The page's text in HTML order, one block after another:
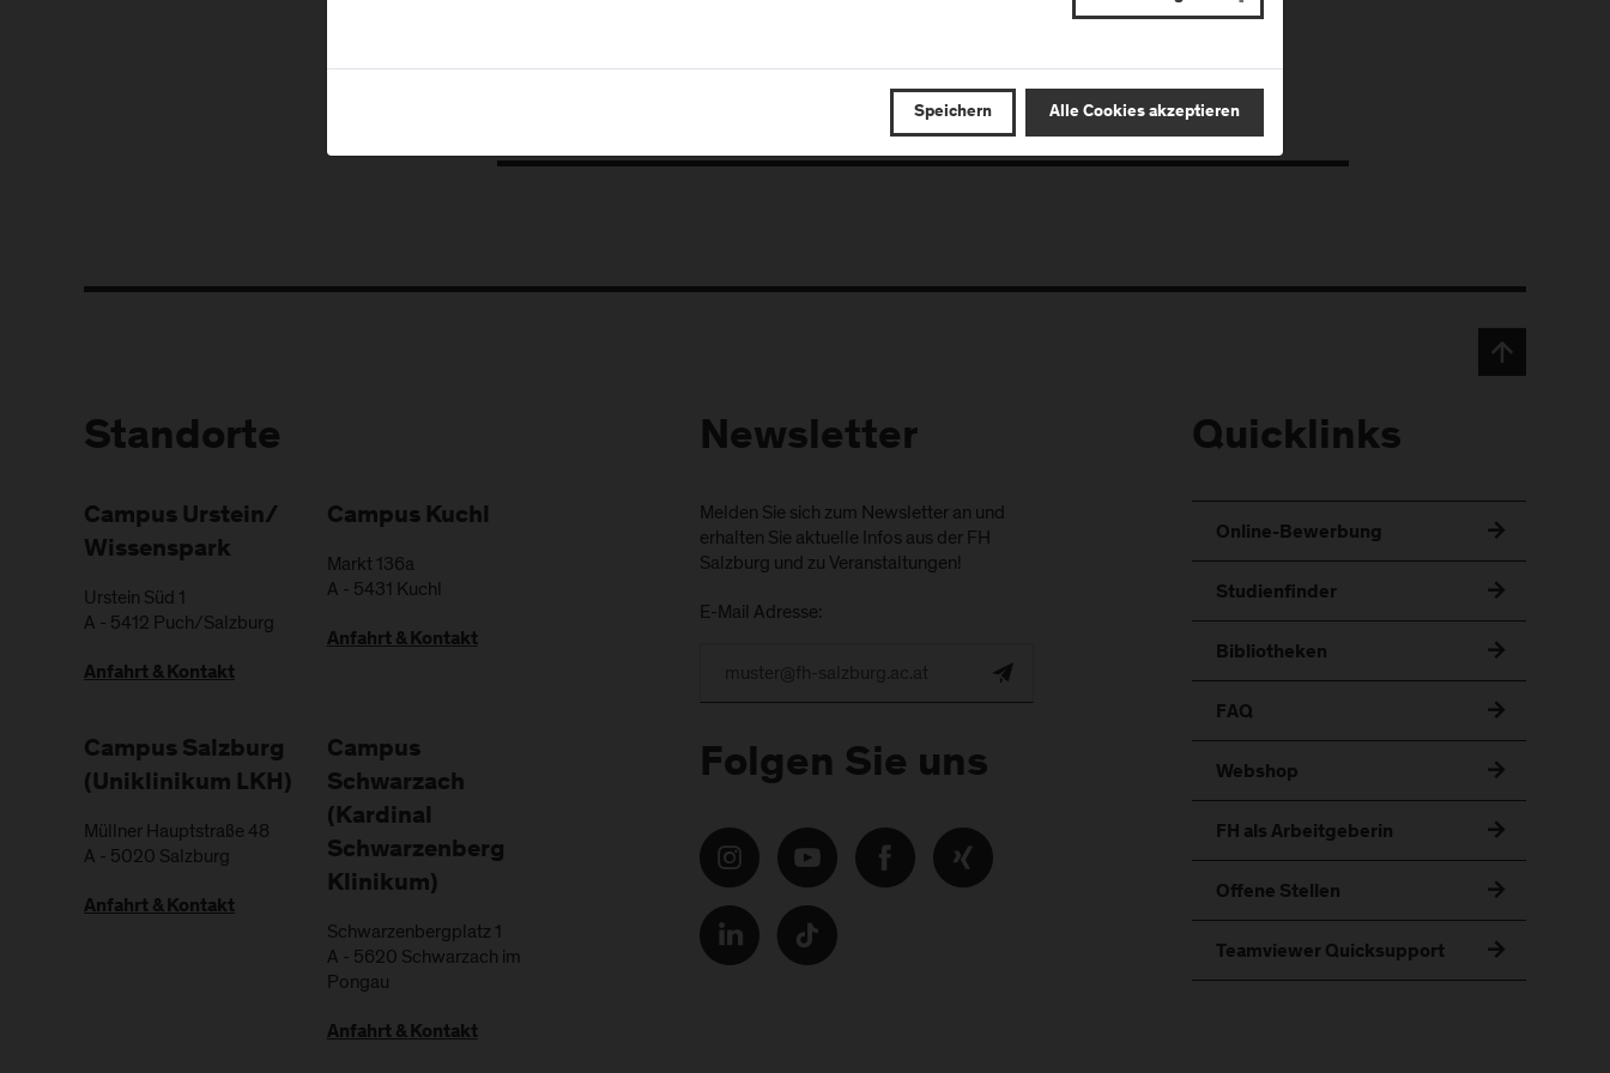
iCal
Standorte
Campus Urstein/
Wissenspark
Urstein Süd 1
A - 5412 Puch/Salzburg
Anfahrt & Kontakt
Campus Kuchl
Markt 136a
A - 5431 Kuchl
Anfahrt & Kontakt
Campus Salzburg
(Uniklinikum LKH)
Müllner Hauptstraße 48
A - 5020 Salzburg
Anfahrt & Kontakt
Campus
Schwarzach
(Kardinal
Schwarzenberg
Klinikum)
Schwarzenbergplatz 1
A - 5620 Schwarzach im
Pongau
Anfahrt & Kontakt
Newsletter
Melden Sie sich zum Newsletter an und
erhalten Sie aktuelle Infos aus der FH
Salzburg und zu Veranstaltungen!
E-Mail Adresse:
Folgen Sie uns
Quicklinks
Online-Bewerbung
Studienfinder
Bibliotheken
FAQ
Webshop
FH als Arbeitgeberin
Offene Stellen
Teamviewer Quicksupport
Speichern Alle Cookies akzeptieren